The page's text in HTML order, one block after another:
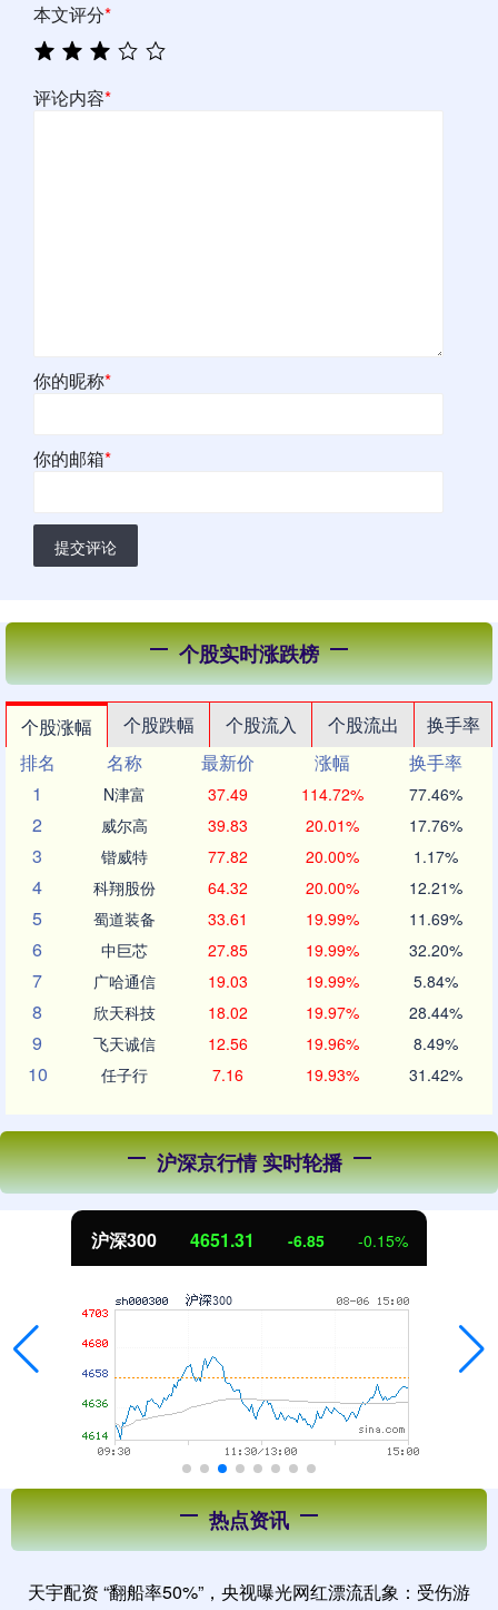
本文评分*
评论内容*
你的昵称*
你的邮箱*
提交评论
个股实时涨跌榜
个股涨幅 个股跌幅 个股流入 个股流出
换手率
排名
名称 最新价 涨幅
换手率
1
N津富 37.49 114.72% 77.46%
2 威尔高 39.83 20.01% 17.76%
3 锴威特 77.82 20.00% 1.17%
4 科翔股份 64.32 20.00% 12.21%
5 蜀道装备 33.61 19.99% 11.69%
6 中巨芯 27.85 19.99% 32.20%
7 广哈通信 19.03 19.99% 5.84%
8 欣天科技 18.02 19.97% 28.44%
9 飞天诚信 12.56 19.96% 8.49%
10 任子行 7.16 19.93% 31.42%
沪深京行情 实时轮播
-0.15% 北证50 1122.88
热点资讯
天宇配资 “翻船率50%”，央视曝光网红漂流乱象：受伤游